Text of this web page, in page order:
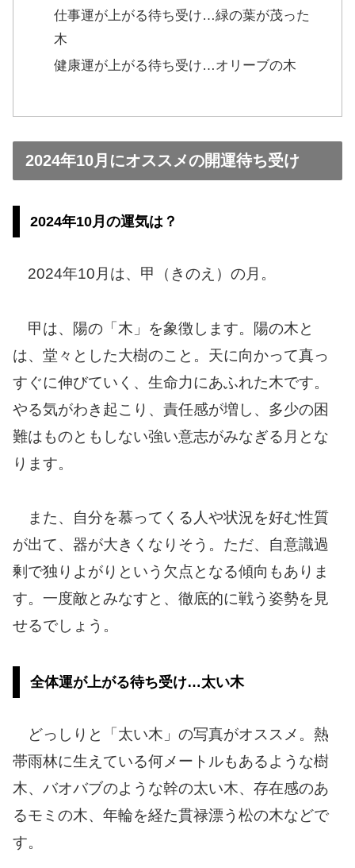
仕事運が上がる待ち受け…緑の葉が茂った
木
健康運が上がる待ち受け…オリーブの木
2024年10月にオススメの開運待ち受け
2024年10月の運気は？
2024年10月は、甲（きのえ）の月。
甲は、陽の「木」を象徴します。陽の木と
は、堂々とした大樹のこと。天に向かって真っ
すぐに伸びていく、生命力にあふれた木です。
やる気がわき起こり、責任感が増し、多少の困
難はものともしない強い意志がみなぎる月とな
ります。
また、自分を慕ってくる人や状況を好む性質
が出て、器が大きくなりそう。ただ、自意識過
剰で独りよがりという欠点となる傾向もありま
す。一度敵とみなすと、徹底的に戦う姿勢を見
せるでしょう。
全体運が上がる待ち受け…太い木
どっしりと「太い木」の写真がオススメ。熱
帯雨林に生えている何メートルもあるような樹
木、バオバブのような幹の太い木、存在感のあ
るモミの木、年輪を経た貫禄漂う松の木などで
す。